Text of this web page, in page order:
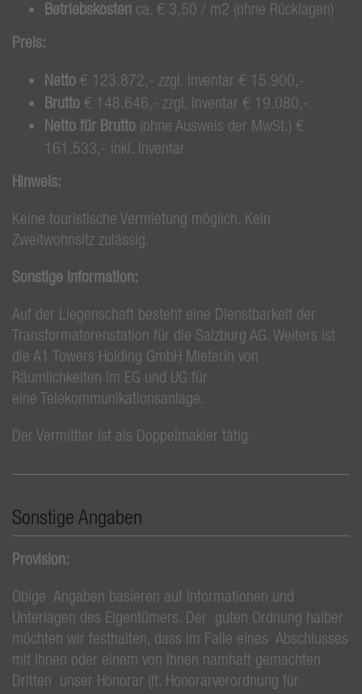
Betriebskosten ca. € 3,50 / m2 (ohne Rücklagen)
Preis:
Netto € 123.872,- zzgl. Inventar € 15.900,-
Brutto € 148.646,- zzgl. Inventar € 19.080,-
Netto für Brutto (ohne Ausweis der MwSt.) €
161.533,- inkl. Inventar
Hinweis:
Keine touristische Vermietung möglich. Kein
Zweitwohnsitz zulässig.
Sonstige Information:
Auf der Liegenschaft besteht eine Dienstbarkeit der
Transformatorenstation für die Salzburg AG. Weiters ist
die A1 Towers Holding GmbH Mieterin von
Räumlichkeiten im EG und UG für
eine Telekommunikationsanlage.
Der Vermittler ist als Doppelmakler tätig.
Sonstige Angaben
Provision:
Obige Angaben basieren auf Informationen und
Unterlagen des Eigentümers. Der guten Ordnung halber
möchten wir festhalten, dass im Falle eines Abschlusses
mit Ihnen oder einem von Ihnen namhaft gemachten
Dritten unser Honorar (lt. Honorarverordnung für